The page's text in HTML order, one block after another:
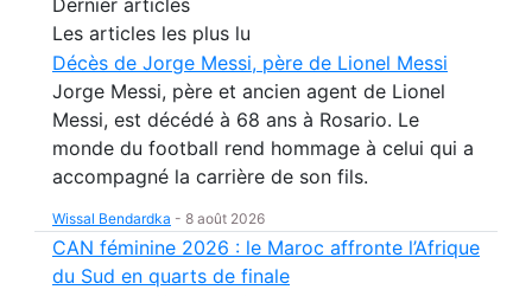
Dernier articles
Les articles les plus lu
Décès de Jorge Messi, père de Lionel Messi
Jorge Messi, père et ancien agent de Lionel
Messi, est décédé à 68 ans à Rosario. Le
monde du football rend hommage à celui qui a
accompagné la carrière de son fils.
Wissal Bendardka - 8 août 2026
CAN féminine 2026 : le Maroc affronte l’Afrique
du Sud en quarts de finale